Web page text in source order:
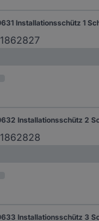
1862827
1862828